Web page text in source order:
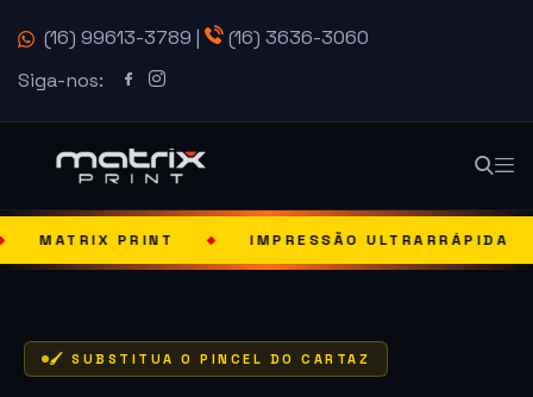
(16) 99613-3789 |
(16) 3636-3060
Siga-nos:
◆ IMPRESSÃO ULTRARRÁPIDA ◆
🖌️ SUBSTITUA O PINCEL DO CARTAZ